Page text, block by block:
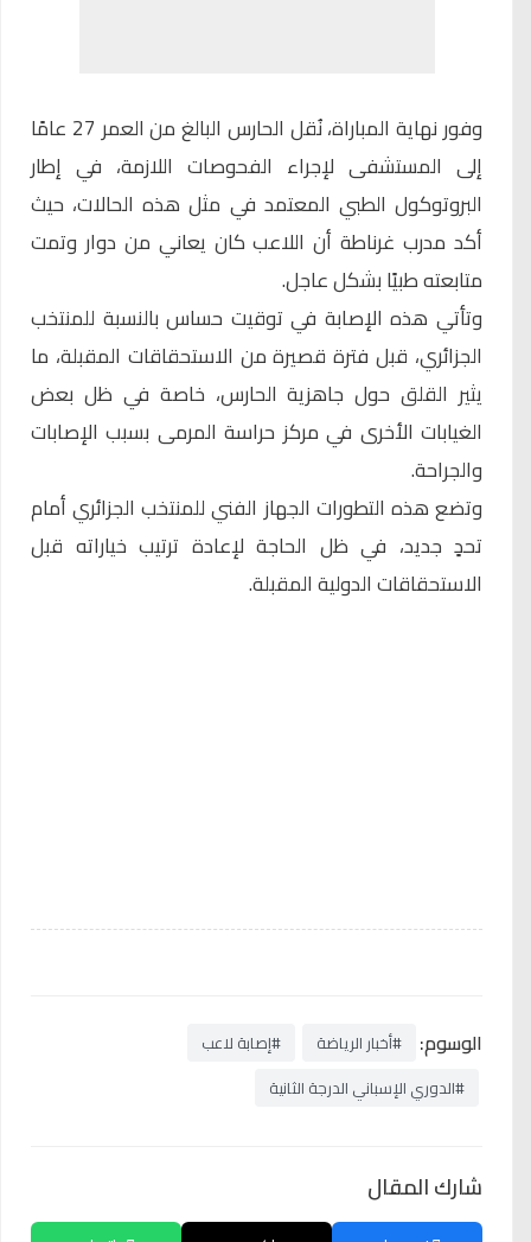
وفور نهاية المباراة، نُقل الحارس البالغ من العمر 27 عامًا
إلى المستشفى لإجراء الفحوصات اللازمة، في إطار
البروتوكول الطبي المعتمد في مثل هذه الحالات، حيث
أكد مدرب غرناطة أن اللاعب كان يعاني من دوار وتمت
متابعته طبيًا بشكل عاجل.
وتأتي هذه الإصابة في توقيت حساس بالنسبة للمنتخب
الجزائري، قبل فترة قصيرة من الاستحقاقات المقبلة، ما
يثير القلق حول جاهزية الحارس، خاصة في ظل بعض
الغيابات الأخرى في مركز حراسة المرمى بسبب الإصابات
والجراحة.
وتضع هذه التطورات الجهاز الفني للمنتخب الجزائري أمام
تحدٍ جديد، في ظل الحاجة لإعادة ترتيب خياراته قبل
الاستحقاقات الدولية المقبلة.
الوسوم: #أخبار الرياضة
#إصابة لاعب
#الدوري الإسباني الدرجة الثانية
شارك المقال